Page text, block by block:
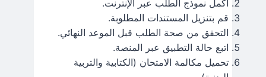
أكمل نموذج الطلب عبر الإنترنت.
قم بتنزيل المستندات المطلوبة.
التحقق من صحة الطلب قبل الموعد النهائي.
اتبع حالة التطبيق عبر المنصة.
تحميل مكالمة الامتحان (الكتابية والتربية